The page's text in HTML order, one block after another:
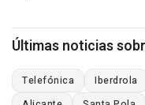
Últimas noticias
Telefónica Iberdrola